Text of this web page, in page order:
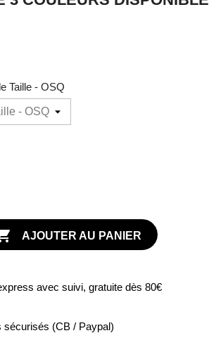
Taille - OSQ
AJOUTER AU PANIER
avec suivi, gratuite dès 80€
sécurisés (CB / Paypal)